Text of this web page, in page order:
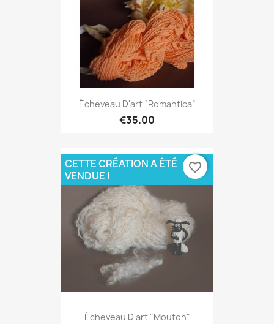
Écheveau D'art “Romantica”
€35.00
Écheveau D'art "Mouton"
CETTE CRÉATION A ÉTÉ
VENDUE !
favorite_border